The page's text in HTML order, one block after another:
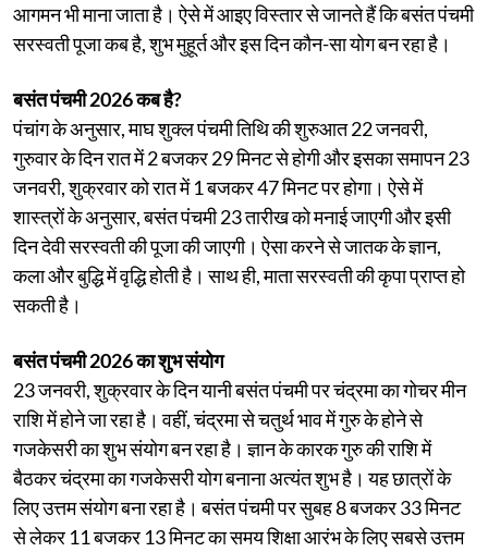
आगमन भी माना जाता है। ऐसे में आइए विस्तार से जानते हैं कि बसंत पंचमी
सरस्वती पूजा कब है, शुभ मुहूर्त और इस दिन कौन-सा योग बन रहा है।
बसंत पंचमी 2026 कब है?
पंचांग के अनुसार, माघ शुक्ल पंचमी तिथि की शुरुआत 22 जनवरी,
गुरुवार के दिन रात में 2 बजकर 29 मिनट से होगी और इसका समापन 23
जनवरी, शुक्रवार को रात में 1 बजकर 47 मिनट पर होगा। ऐसे में
शास्त्रों के अनुसार, बसंत पंचमी 23 तारीख को मनाई जाएगी और इसी
दिन देवी सरस्वती की पूजा की जाएगी। ऐसा करने से जातक के ज्ञान,
कला और बुद्धि में वृद्धि होती है। साथ ही, माता सरस्वती की कृपा प्राप्त हो
सकती है।
बसंत पंचमी 2026 का शुभ संयोग
23 जनवरी, शुक्रवार के दिन यानी बसंत पंचमी पर चंद्रमा का गोचर मीन
राशि में होने जा रहा है। वहीं, चंद्रमा से चतुर्थ भाव में गुरु के होने से
गजकेसरी का शुभ संयोग बन रहा है। ज्ञान के कारक गुरु की राशि में
बैठकर चंद्रमा का गजकेसरी योग बनाना अत्यंत शुभ है। यह छात्रों के
लिए उत्तम संयोग बना रहा है। बसंत पंचमी पर सुबह 8 बजकर 33 मिनट
से लेकर 11 बजकर 13 मिनट का समय शिक्षा आरंभ के लिए सबसे उत्तम